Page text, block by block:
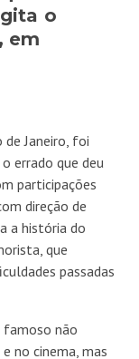
o
em
Janeiro, foi
errado que deu
participações
direção de
a história do
que
passadas
famoso não
no cinema, mas